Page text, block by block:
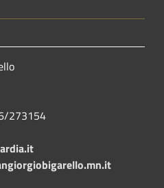
273154